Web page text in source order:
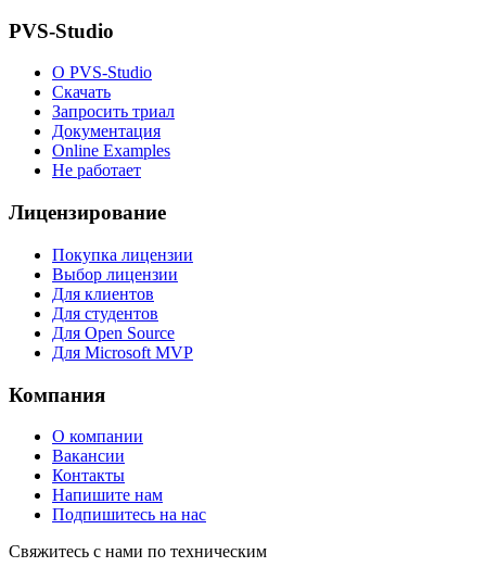
PVS-Studio
О PVS-Studio
Скачать
Запросить триал
Документация
Online Examples
Не работает
Лицензирование
Покупка лицензии
Выбор лицензии
Для клиентов
Для студентов
Для Open Source
Для Microsoft MVP
Компания
О компании
Вакансии
Контакты
Напишите нам
Подпишитесь на нас
Свяжитесь с нами по техническим